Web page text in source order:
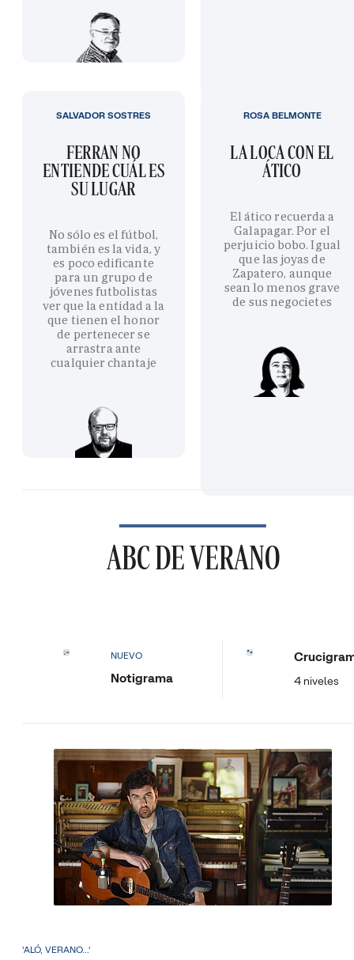
FERRAN NO
ENTIENDE CUÁL ES
SU LUGAR
No sólo es el fútbol,
también es la vida, y
es poco edificante
para un grupo de
jóvenes futbolistas
ver que la entidad a la
que tienen el honor
de pertenecer se
arrastra ante
cualquier chantaje
SALVADOR SOSTRES
LA LOCA CON EL
ÁTICO
El ático recuerda a
Galapagar. Por el
perjuicio bobo. Igual
que las joyas de
Zapatero, aunque
sean lo menos grave
de sus negocietes
ROSA BELMONTE
ABC DE VERANO
NUEVO
Notigrama 4 niveles
'ALÓ, VERANO...'